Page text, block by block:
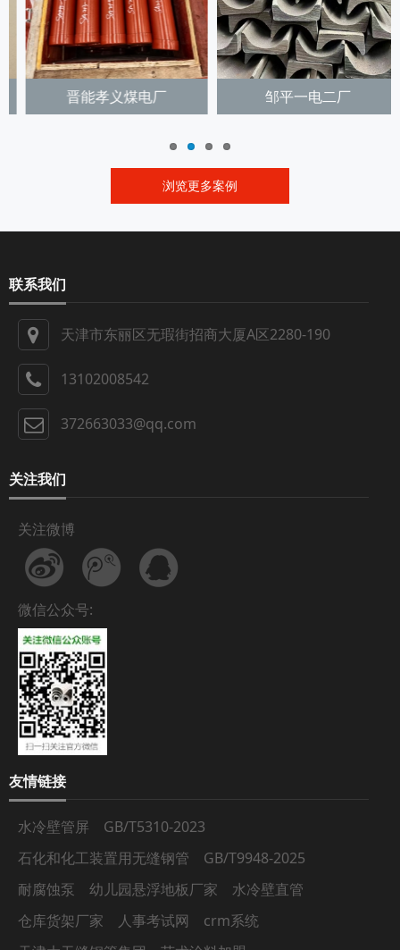
邹平一电二厂 华电哈尔滨发电厂
浏览更多案例
联系我们
天津市东丽区无瑕街招商大厦A区2280-190
13102008542
372663033@qq.com
关注我们
关注微博
微信公众号:
友情链接
水冷壁管屏
GB/T5310-2023
石化和化工装置用无缝钢管
GB/T9948-2025
耐腐蚀泵
幼儿园悬浮地板厂家
水冷壁直管
仓库货架厂家
人事考试网
crm系统